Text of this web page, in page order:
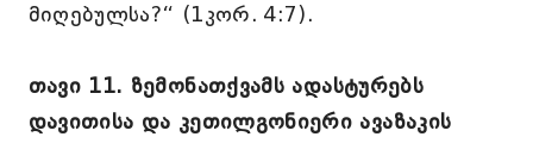
მიღებულსა?“ (1კორ. 4:7).
თავი 11. ზემონათქვამს ადასტურებს
დავითისა და კეთილგონიერი ავაზაკის